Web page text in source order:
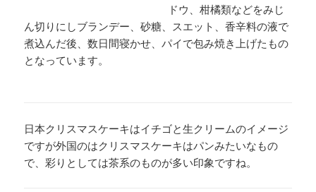
ドウ、柑橘類などをみじ
ん切りにしブランデー、砂糖、スエット、香辛料の液で
煮込んだ後、数日間寝かせ、パイで包み焼き上げたもの
となっています。
日本クリスマスケーキはイチゴと生クリームのイメージ
ですが外国のはクリスマスケーキはパンみたいなもの
で、彩りとしては茶系のものが多い印象ですね。